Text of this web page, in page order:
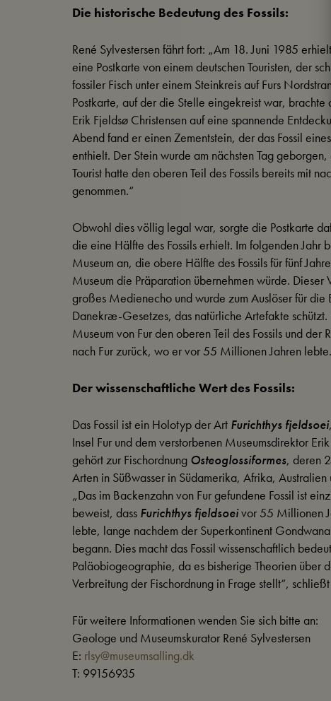
Die historische Bedeutung des Fossils:
René Sylvestersen fährt fort: „Am 18. Juni 1985
eine Postkarte von einem deutschen Touristen, der
fossiler Fisch unter einem Steinkreis auf Furs
Postkarte, auf der die Stelle eingekreist war, brachte
Erik Fjeldsø Christensen auf eine spannende
Abend fand er einen Zementstein, der das Fossil
enthielt. Der Stein wurde am nächsten Tag
Tourist hatte den oberen Teil des Fossils bereits mit
genommen.“
Obwohl dies völlig legal war, sorgte die Postkarte
die eine Hälfte des Fossils erhielt. Im folgenden Jahr
Museum an, die obere Hälfte des Fossils für fünf
Museum die Präparation übernehmen würde. Dieser
großes Medienecho und wurde zum Auslöser für die
Danekræ-Gesetzes, das natürliche Artefakte
Museum von Fur den oberen Teil des Fossils und der
nach Fur zurück, wo er vor 55 Millionen Jahren lebte.
Der wissenschaftliche Wert des Fossils:
Das Fossil ist ein Holotyp der Art Furichthys fjeldsoei
Insel Fur und dem verstorbenen Museumsdirektor
gehört zur Fischordnung Osteoglossiformes, deren
Arten in Süßwasser in Südamerika, Afrika, Australien
„Das im Backenzahn von Fur gefundene Fossil ist
beweist, dass Furichthys fjeldsoeivor 55 Millionen
lebte, lange nachdem der Superkontinent
begann. Dies macht das Fossil wissenschaftlich
Paläobiogeographie, da es bisherige Theorien über
Verbreitung der Fischordnung in Frage stellt“,
Für weitere Informationen wenden Sie sich bitte an:
Geologe und Museumskurator René Sylvestersen
E: rlsy@museumsalling.dk
T: 99156935